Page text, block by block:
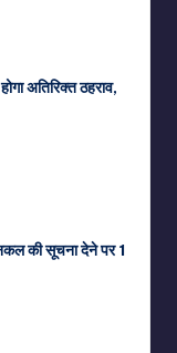
अतिरिक्त ठहराव,
नकल की सूचना देने पर 1